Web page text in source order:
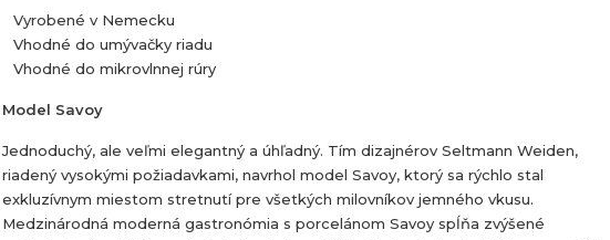
Vyrobené v Nemecku
Vhodné do umývačky riadu
Vhodné do mikrovlnnej rúry
Model Savoy
Jednoduchý, ale veľmi elegantný a úhľadný. Tím dizajnérov Seltmann Weiden,
riadený vysokými požiadavkami, navrhol model Savoy, ktorý sa rýchlo stal
exkluzívnym miestom stretnutí pre všetkých milovníkov jemného vkusu.
Medzinárodná moderná gastronómia s porcelánom Savoy spĺňa zvýšené